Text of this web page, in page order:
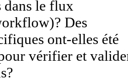
dans le flux
Des
ont-elles été
vérifier et